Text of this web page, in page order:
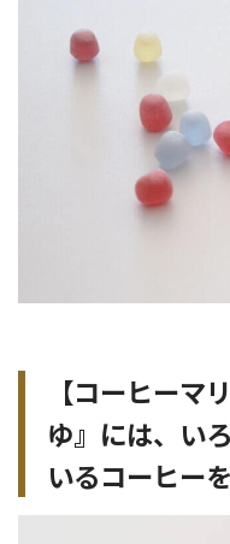
【コーヒーマ
ゆ』には、 い
いるコーヒーを